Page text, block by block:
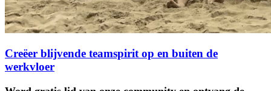
Creëer blijvende teamspirit op en buiten de
werkvloer